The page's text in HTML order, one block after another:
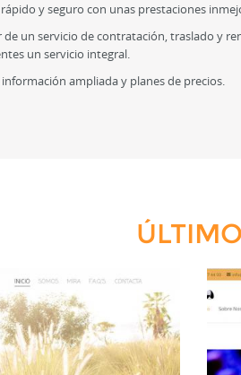
y seguro con unas prestaciones
un servicio de contratación, traslado y
un servicio integral.
ampliada y planes de precios.